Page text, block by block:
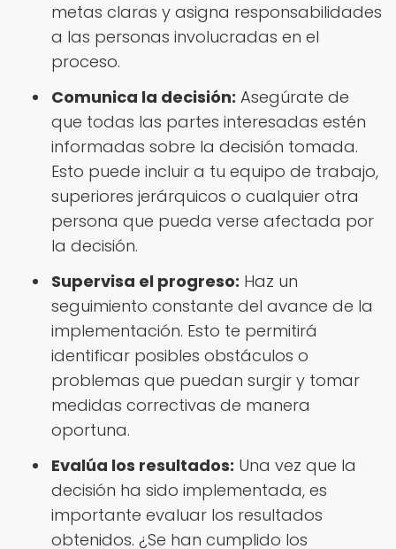
metas claras y asigna responsabilidades
a las personas involucradas en el
proceso.
Comunica la decisión: Asegúrate de
que todas las partes interesadas estén
informadas sobre la decisión tomada.
Esto puede incluir a tu equipo de trabajo,
superiores jerárquicos o cualquier otra
persona que pueda verse afectada por
la decisión.
Supervisa el progreso: Haz un
seguimiento constante del avance de la
implementación. Esto te permitirá
identificar posibles obstáculos o
problemas que puedan surgir y tomar
medidas correctivas de manera
oportuna.
Evalúa los resultados: Una vez que la
decisión ha sido implementada, es
importante evaluar los resultados
obtenidos. ¿Se han cumplido los